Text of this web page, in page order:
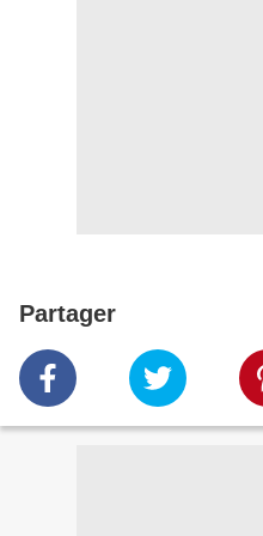
Partager